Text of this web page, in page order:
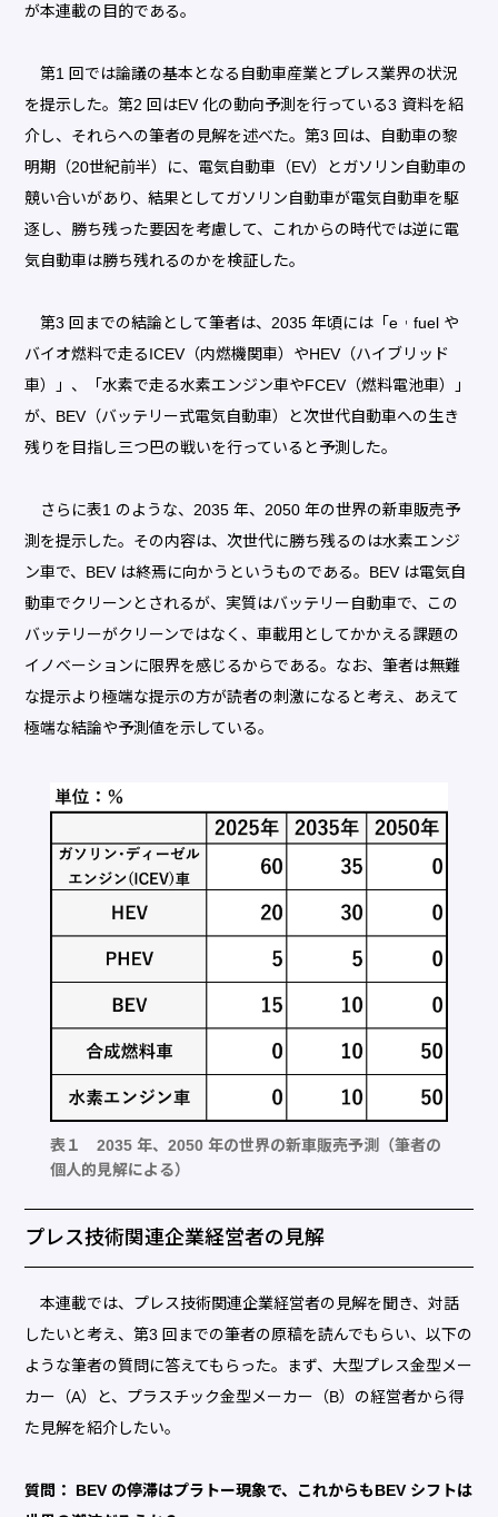
が本連載の目的である。
第1 回では論議の基本となる自動車産業とプレス業界の状況
を提示した。第2 回はEV 化の動向予測を行っている3 資料を紹
介し、それらへの筆者の見解を述べた。第3 回は、自動車の黎
明期（20世紀前半）に、電気自動車（EV）とガソリン自動車の
競い合いがあり、結果としてガソリン自動車が電気自動車を駆
逐し、勝ち残った要因を考慮して、これからの時代では逆に電
気自動車は勝ち残れるのかを検証した。
第3 回までの結論として筆者は、2035 年頃には「e︲fuel や
バイオ燃料で走るICEV（内燃機関車）やHEV（ハイブリッド
車）」、「水素で走る水素エンジン車やFCEV（燃料電池車）」
が、BEV（バッテリー式電気自動車）と次世代自動車への生き
残りを目指し三つ巴の戦いを行っていると予測した。
さらに表1 のような、2035 年、2050 年の世界の新車販売予
測を提示した。その内容は、次世代に勝ち残るのは水素エンジ
ン車で、BEV は終焉に向かうというものである。BEV は電気自
動車でクリーンとされるが、実質はバッテリー自動車で、この
バッテリーがクリーンではなく、車載用としてかかえる課題の
イノベーションに限界を感じるからである。なお、筆者は無難
な提示より極端な提示の方が読者の刺激になると考え、あえて
極端な結論や予測値を示している。
表１ 2035 年、2050 年の世界の新車販売予測（筆者の
個人的見解による）
プレス技術関連企業経営者の見解
本連載では、プレス技術関連企業経営者の見解を聞き、対話
したいと考え、第3 回までの筆者の原稿を読んでもらい、以下の
ような筆者の質問に答えてもらった。まず、大型プレス金型メー
カー（A）と、プラスチック金型メーカー（B）の経営者から得
た見解を紹介したい。
質問： BEV の停滞はプラトー現象で、これからもBEV シフトは